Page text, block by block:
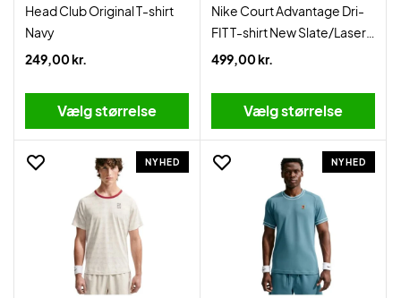
Head Club Original T-shirt
Navy
249,00 kr.
Vælg størrelse
Nike Court Advantage Dri-
FIT T-shirt New Slate/Laser
Orange
499,00 kr.
Vælg størrelse
NYHED NYHED